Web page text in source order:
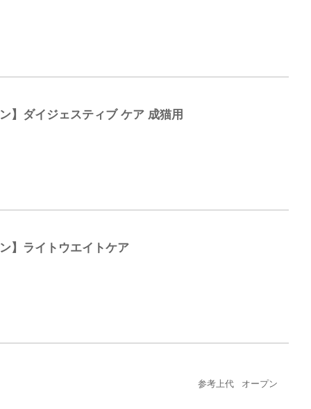
】ダイジェスティブ ケア 成猫用
】ライトウエイトケア
参考上代 オープン